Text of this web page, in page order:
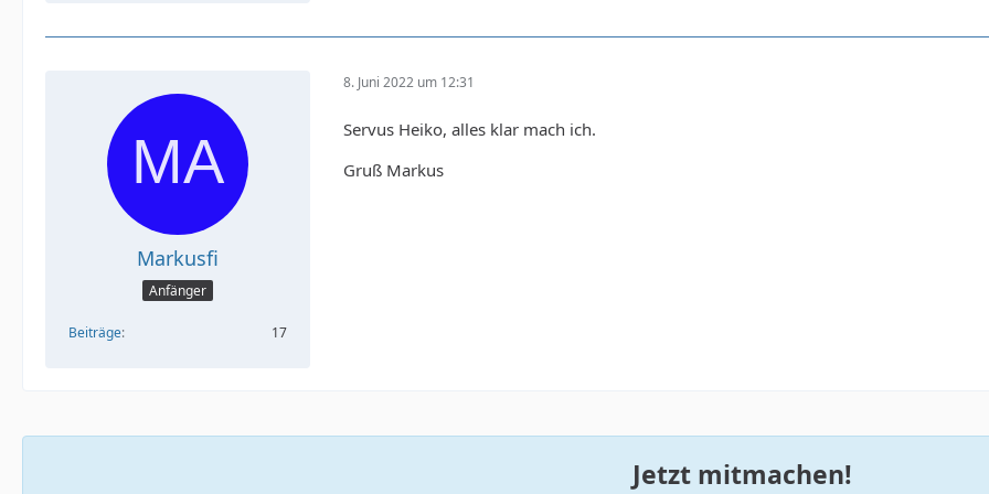
Markusfi
Anfänger
Beiträge 17
8. Juni 2022 um 12:31
Servus Heiko, alles klar mach ich.
Gruß Markus
Jetzt mitmachen!